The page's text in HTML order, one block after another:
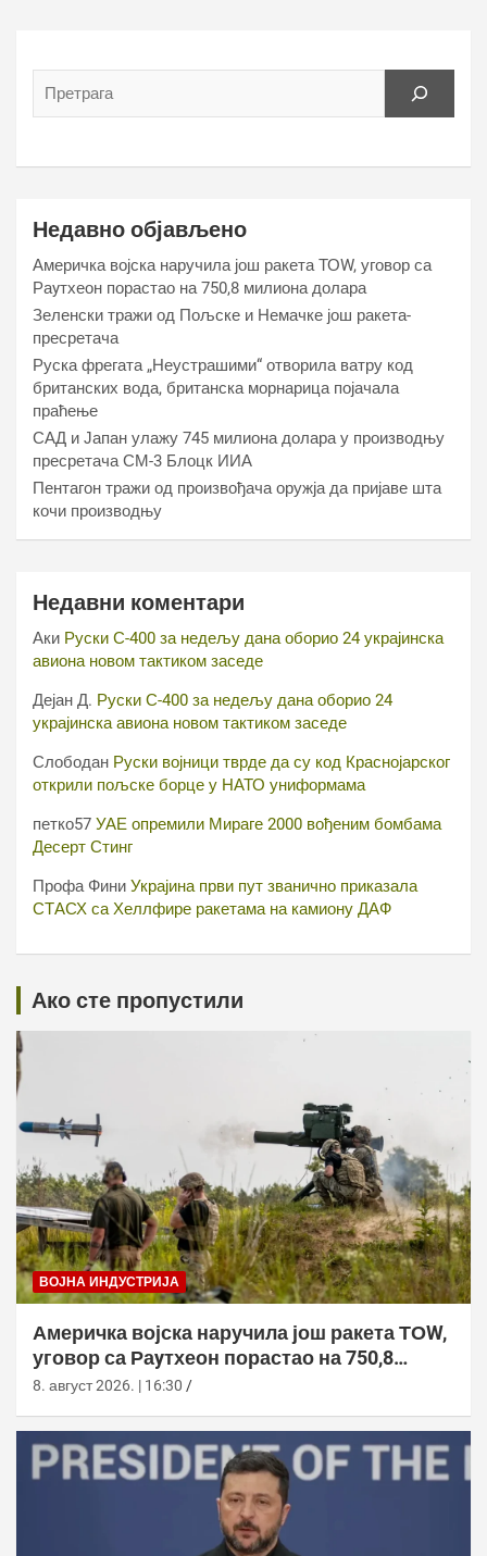
Недавно објављено
Америчка војска наручила још ракета ТОW, уговор са
Раyтхеон порастао на 750,8 милиона долара
Зеленски тражи од Пољске и Немачке још ракета-
пресретача
Руска фрегата „Неустрашими“ отворила ватру код
британских вода, британска морнарица појачала
праћење
САД и Јапан улажу 745 милиона долара у производњу
пресретача СМ-3 Блоцк ИИА
Пентагон тражи од произвођача оружја да пријаве шта
кочи производњу
Недавни коментари
Аки Руски С-400 за недељу дана оборио 24 украјинска
авиона новом тактиком заседе
Дејан Д. Руски С-400 за недељу дана оборио 24
украјинска авиона новом тактиком заседе
Слободан Руски војници тврде да су код Краснојарског
открили пољске борце у НАТО униформама
петко57 УАЕ опремили Мираге 2000 вођеним бомбама
Десерт Стинг
Профа Фини Украјина први пут званично приказала
СТАСХ са Хеллфире ракетама на камиону ДАФ
Ако сте пропустили
ВОЈНА ИНДУСТРИЈА
Америчка војска наручила још ракета ТОW,
уговор са Раyтхеон порастао на 750,8
милиона долара
8. август 2026. | 16:30